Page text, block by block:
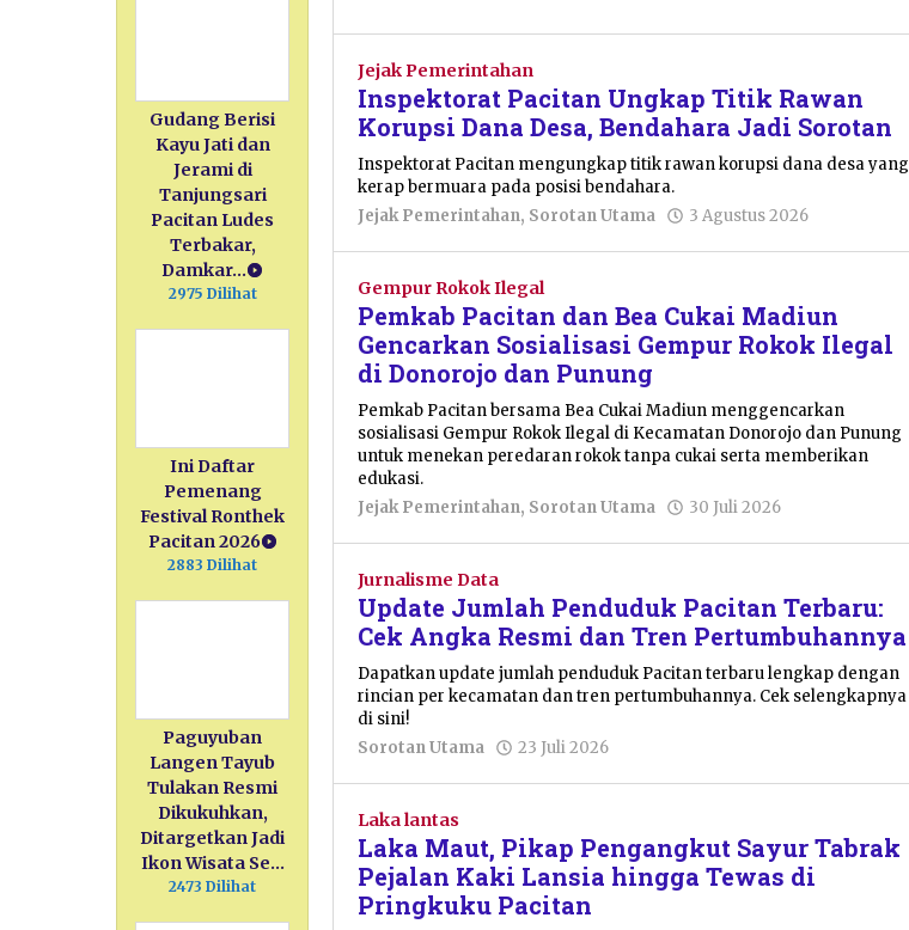
Gudang Berisi
Kayu Jati dan
Jerami di
Tanjungsari
Pacitan Ludes
Terbakar,
Damkar…
2975 Dilihat
Ini Daftar
Pemenang
Festival Ronthek
Pacitan 2026
2883 Dilihat
Paguyuban
Langen Tayub
Tulakan Resmi
Dikukuhkan,
Ditargetkan Jadi
Ikon Wisata Se…
2473 Dilihat
Jejak Pemerintahan
Inspektorat Pacitan Ungkap Titik Rawan
Korupsi Dana Desa, Bendahara Jadi Sorotan
Inspektorat Pacitan mengungkap titik rawan korupsi dana desa yang
kerap bermuara pada posisi bendahara.
Jejak Pemerintahan, Sorotan Utama 3 Agustus 2026
Gempur Rokok Ilegal
Pemkab Pacitan dan Bea Cukai Madiun
Gencarkan Sosialisasi Gempur Rokok Ilegal
di Donorojo dan Punung
Pemkab Pacitan bersama Bea Cukai Madiun menggencarkan
sosialisasi Gempur Rokok Ilegal di Kecamatan Donorojo dan Punung
untuk menekan peredaran rokok tanpa cukai serta memberikan
edukasi.
Jejak Pemerintahan, Sorotan Utama 30 Juli 2026
Tondo
Jurnalisme Data
Update Jumlah Penduduk Pacitan Terbaru:
Cek Angka Resmi dan Tren Pertumbuhannya
Dapatkan update jumlah penduduk Pacitan terbaru lengkap dengan
rincian per kecamatan dan tren pertumbuhannya. Cek selengkapnya
di sini!
Sorotan Utama
23 Juli 2026
Laka lantas
Laka Maut, Pikap Pengangkut Sayur Tabrak
Pejalan Kaki Lansia hingga Tewas di
Pringkuku Pacitan